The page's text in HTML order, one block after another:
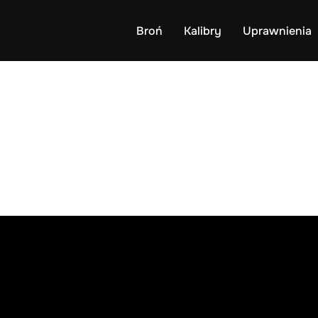
Broń Kalibry Uprawnienia